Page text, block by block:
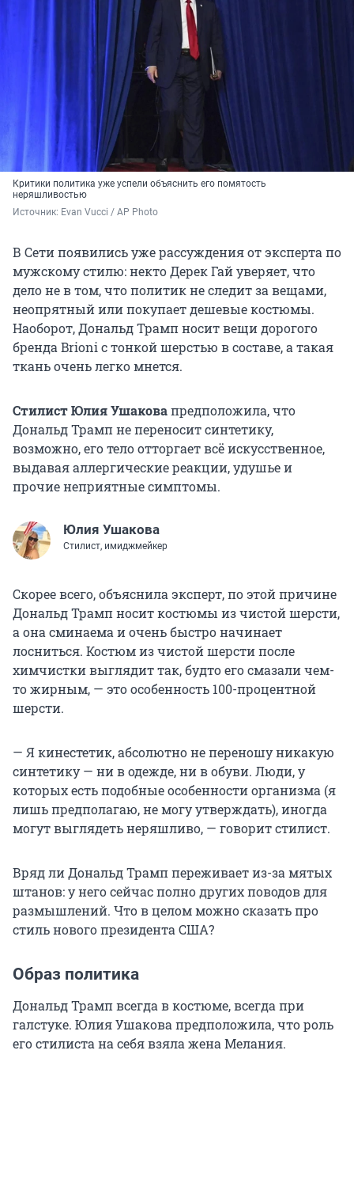
Критики политика уже успели объяснить его помятость
неряшливостью
Источник: Evan Vucci / AP Photo
В Сети появились уже рассуждения от эксперта по
мужскому стилю: некто Дерек Гай уверяет, что
дело не в том, что политик не следит за вещами,
неопрятный или покупает дешевые костюмы.
Наоборот, Дональд Трамп носит вещи дорогого
бренда Brioni с тонкой шерстью в составе, а такая
ткань очень легко мнется.
Стилист Юлия Ушаковапредположила, что
Дональд Трамп не переносит синтетику,
возможно, его тело отторгает всё искусственное,
выдавая аллергические реакции, удушье и
прочие неприятные симптомы.
Юлия Ушакова
Стилист, имиджмейкер
Скорее всего, объяснила эксперт, по этой причине
Дональд Трамп носит костюмы из чистой шерсти,
а она сминаема и очень быстро начинает
лосниться. Костюм из чистой шерсти после
химчистки выглядит так, будто его смазали чем-
то жирным, — это особенность 100-процентной
шерсти.
— Я кинестетик, абсолютно не переношу никакую
синтетику — ни в одежде, ни в обуви. Люди, у
которых есть подобные особенности организма (я
лишь предполагаю, не могу утверждать), иногда
могут выглядеть неряшливо, — говорит стилист.
Вряд ли Дональд Трамп переживает из-за мятых
штанов: у него сейчас полно других поводов для
размышлений. Что в целом можно сказать про
стиль нового президента США?
Образ политика
Дональд Трамп всегда в костюме, всегда при
галстуке. Юлия Ушакова предположила, что роль
его стилиста на себя взяла жена Мелания.